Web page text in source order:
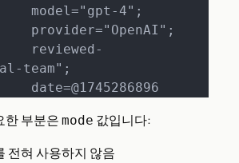
team";
               date=@1745286896
한 부분은 mode 값입니다:
전혀 사용하지 않음